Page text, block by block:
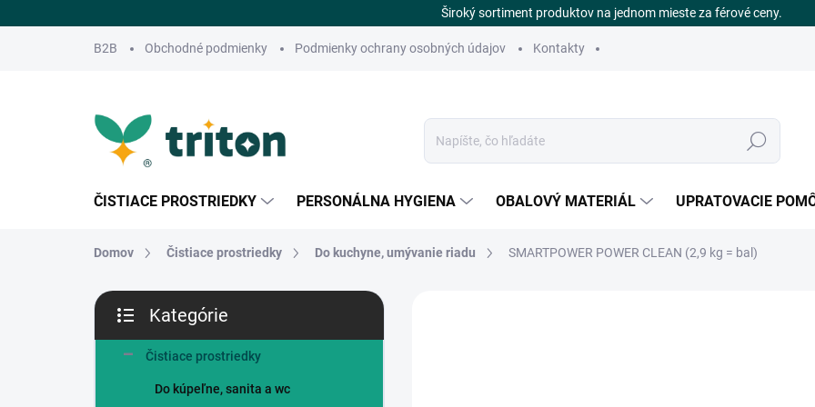
na
Široký sortiment produktov na jednom mieste za férové ceny.
B2B Obchodné podmienky Podmienky ochrany osobných údajov Kontakty
Hľadať
ČISTIACE PROSTRIEDKY PERSONÁLNA HYGIENA OBALOVÝ MATERIÁL UPRATOVACIE
Domov Čistiace prostriedky Do kuchyne, umývanie riadu SMARTPOWER POWER CLEAN (2,9 kg = bal)
B
č
kategórie
Kategórie
Čistiace prostriedky
Do kúpeľne, sanita a wc